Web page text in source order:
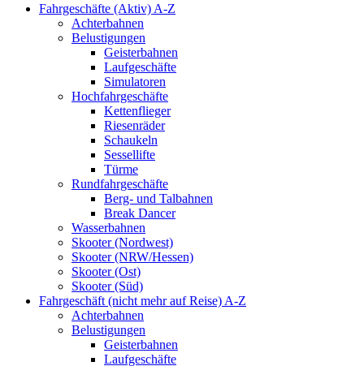
Fahrgeschäfte (Aktiv) A-Z
Achterbahnen
Belustigungen
Geisterbahnen
Laufgeschäfte
Simulatoren
Hochfahrgeschäfte
Kettenflieger
Riesenräder
Schaukeln
Sessellifte
Türme
Rundfahrgeschäfte
Berg- und Talbahnen
Break Dancer
Wasserbahnen
Skooter (Nordwest)
Skooter (NRW/Hessen)
Skooter (Ost)
Skooter (Süd)
Fahrgeschäft (nicht mehr auf Reise) A-Z
Achterbahnen
Belustigungen
Geisterbahnen
Laufgeschäfte